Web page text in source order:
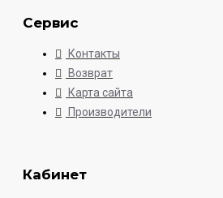
Сервис
Контакты
Возврат
Карта сайта
Производители
Кабинет